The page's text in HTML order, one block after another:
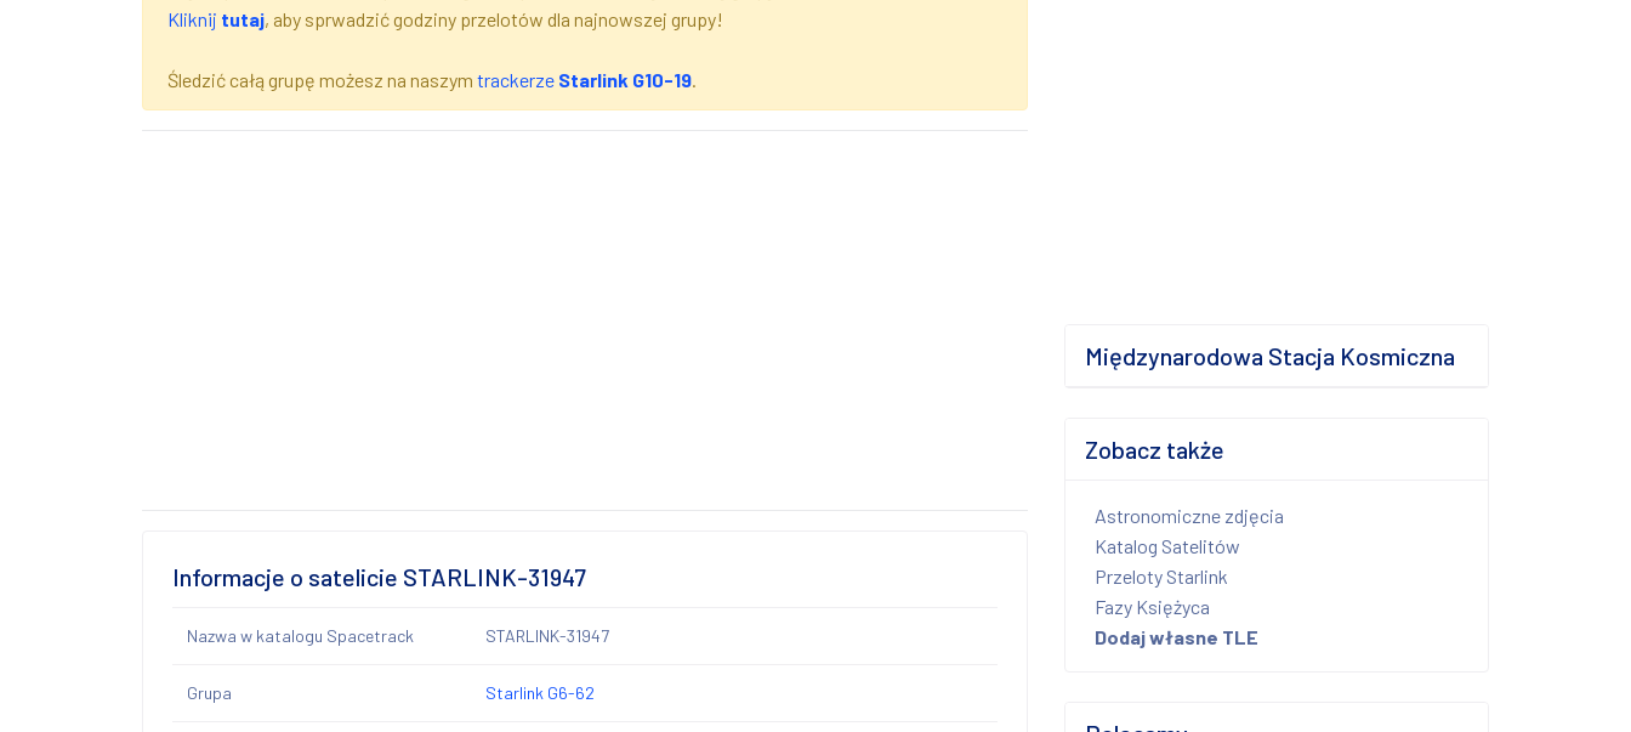
Kliknij tutaj, aby sprwadzić godziny przelotów dla najnowszej grupy!
Śledzić całą grupę możesz na naszym trackerze Starlink G10-19.
Informacje o satelicie STARLINK-31947
Nazwa w katalogu Spacetrack STARLINK-31947
Grupa Starlink G6-62
Międzynarodowa Stacja Kosmiczna
Zobacz także
Astronomiczne zdjęcia
Katalog Satelitów
Przeloty Starlink
Fazy Księżyca
Dodaj własne TLE